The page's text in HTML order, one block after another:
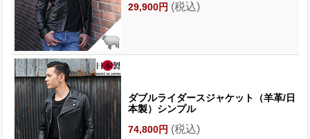
29,900円 (税込)
ダブルライダースジャケット（羊革/日
本製）シンプル
74,800円 (税込)